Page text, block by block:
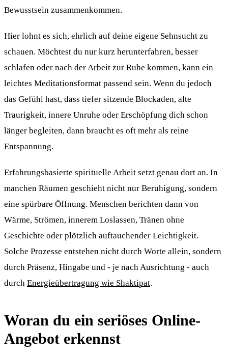
Bewusstsein zusammenkommen.
Hier lohnt es sich, ehrlich auf deine eigene Sehnsucht zu
schauen. Möchtest du nur kurz herunterfahren, besser
schlafen oder nach der Arbeit zur Ruhe kommen, kann ein
leichtes Meditationsformat passend sein. Wenn du jedoch
das Gefühl hast, dass tiefer sitzende Blockaden, alte
Traurigkeit, innere Unruhe oder Erschöpfung dich schon
länger begleiten, dann braucht es oft mehr als reine
Entspannung.
Erfahrungsbasierte spirituelle Arbeit setzt genau dort an. In
manchen Räumen geschieht nicht nur Beruhigung, sondern
eine spürbare Öffnung. Menschen berichten dann von
Wärme, Strömen, innerem Loslassen, Tränen ohne
Geschichte oder plötzlich auftauchender Leichtigkeit.
Solche Prozesse entstehen nicht durch Worte allein, sondern
durch Präsenz, Hingabe und - je nach Ausrichtung - auch
durch Energieübertragung wie Shaktipat.
Woran du ein seriöses Online-
Angebot erkennst